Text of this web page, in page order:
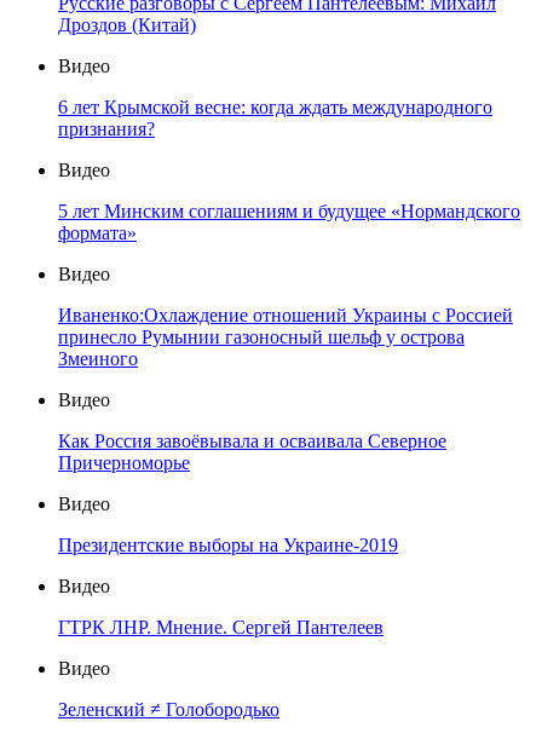
Дроздов (Китай)
Видео
6 лет Крымской весне: когда ждать международного
признания?
Видео
5 лет Минским соглашениям и будущее «Нормандского
формата»
Видео
Иваненко:Охлаждение отношений Украины с Россией
принесло Румынии газоносный шельф у острова
Змеиного
Видео
Как Россия завоёвывала и осваивала Северное
Причерноморье
Видео
Президентские выборы на Украине-2019
Видео
ГТРК ЛНР. Мнение. Сергей Пантелеев
Видео
Зеленский ≠ Голобородько